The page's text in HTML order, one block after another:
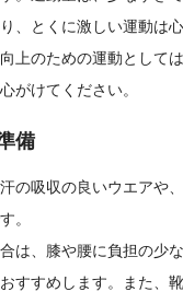
、とくに激しい運動は
上のための運動として
がけてください。
備
の吸収の良いウエアや
。
は、膝や腰に負担の少
すすめします。また、